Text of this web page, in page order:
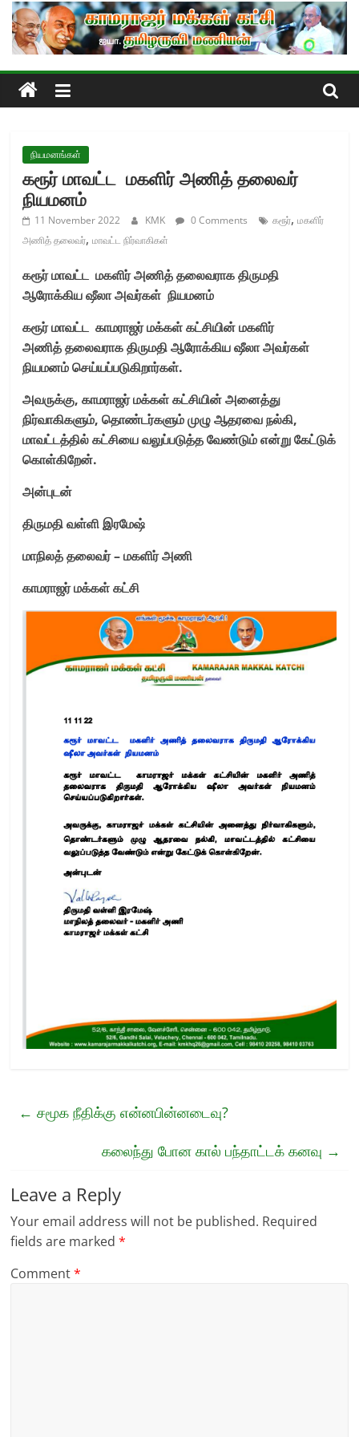
Skip
content
நியமனங்கள்
கரூர் மாவட்ட மகளிர் அணித் தலைவர்
நியமனம்
11 November 2022 KMK 0 Comments கரூர்,மகளிர்
அணித் தலைவர்,மாவட்ட நிர்வாகிகள்
கரூர் மாவட்ட மகளிர் அணித் தலைவராக திருமதி
ஆரோக்கிய ஷீலாஅவர்கள் நியமனம்
கரூர் மாவட்ட காமராஜர் மக்கள் கட்சியின் மகளிர்
அணித் தலைவராக திருமதி ஆரோக்கிய ஷீலா அவர்கள்
நியமனம் செய்யப்படுகிறார்கள்.
அவருக்கு,காமராஜர் மக்கள் கட்சியின் அனைத்து
நிர்வாகிகளும்,தொண்டர்களும் முழு ஆதரவை நல்கி,
மாவட்டத்தில் கட்சியை வலுப்படுத்த வேண்டும் என்று கேட்டுக்
கொள்கிறேன்.
அன்புடன்
திருமதி வள்ளி இரமேஷ்
மாநிலத் தலைவர் – மகளிர் அணி
காமராஜர் மக்கள் கட்சி
← சமூக நீதிக்கு என்னபின்னடைவு?
கலைந்து போன கால் பந்தாட்டக் கனவு →
Leave a Reply
Your email address will not be published. Required
fields are marked*
Comment*